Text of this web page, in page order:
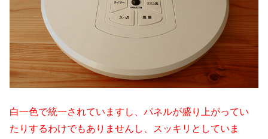
白一色で統一されていますし、パネルが盛り上がってい
たりするわけでもありませんし、スッキリとしていま